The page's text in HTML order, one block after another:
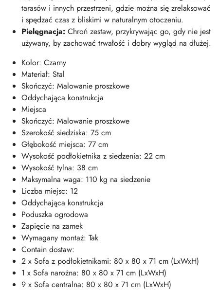
tarasów i innych przestrzeni, gdzie można się zrelaksować
i spędzać czas z bliskimi w naturalnym otoczeniu.
Pielęgnacja: Chroń zestaw, przykrywając go, gdy nie jest
używany, by zachować trwałość i dobry wygląd na dłużej.
Kolor: Czarny
Materiał: Stal
Skończyć: Malowanie proszkowe
Oddychająca konstrukcja
Miejsca
Skończyć: Malowanie proszkowe
Szerokość siedziska: 75 cm
Głębokość miejsca: 77 cm
Wysokość podłokietnika z siedzenia: 22 cm
Wysokość tylna: 38 cm
Maksymalna waga: 110 kg na siedzenie
Liczba miejsc: 12
Oddychająca konstrukcja
Poduszka ogrodowa
Zapięcie na zamek
Wymagany montaż: Tak
Contain dostaw:
2 x Sofa z podłokietnikami: 80 x 80 x 71 cm (LxWxH)
1 x Sofa narożna: 80 x 80 x 71 cm (LxWxH)
9 x Sofa centralna: 80 x 80 x 71 cm (LxWxH)